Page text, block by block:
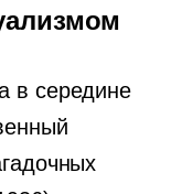
в середине